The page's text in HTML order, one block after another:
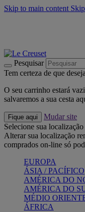
Skip to main content
Pesquisar
Tem certeza de que
O seu carrinho estará
salvaremos a sua cesta
Fique aqui
Mudar site
Selecione sua localização
Alterar sua localização
comprados on-line só
EUROPA
ÁSIA / PACÍFICO
AMÉRICA DO
AMÉRICA DO
MÉDIO
ÁFRICA